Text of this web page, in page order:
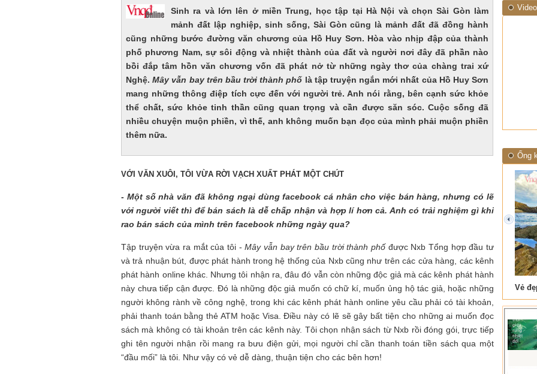
Sinh ra và lớn lên ở miền Trung, học tập tại Hà Nội và chọn Sài Gòn làm
mảnh đất lập nghiệp, sinh sống, Sài Gòn cũng là mảnh đất đã đồng hành
cũng những bước đường văn chương của Hồ Huy Sơn. Hòa vào nhịp đập của thành
phố phương Nam, sự sôi động và nhiệt thành của đất và người nơi đây đã phần nào
bồi đắp tâm hồn văn chương vốn đã phát nở từ những ngày thơ của chàng trai xứ
Nghệ.Mây vẫn bay trên bầu trời thành phố là tập truyện ngắn mới nhất của Hồ Huy Sơn
mang những thông điệp tích cực đến với người trẻ. Anh nói rằng, bên cạnh sức khỏe
thể chất, sức khỏe tinh thần cũng quan trọng và cần được săn sóc. Cuộc sống đã
nhiều chuyện muộn phiền, vì thế, anh không muốn bạn đọc của mình phải muộn phiền
thêm nữa.
VỚI VĂN XUÔI, TÔI VỪA RỜI VẠCH XUẤT PHÁT MỘT CHÚT
- Một số nhà văn đã không ngại dùng facebook cá nhân cho việc bán hàng, nhưng có lẽ
với người viết thì để bán sách là dễ chấp nhận và hợp lí hơn cả. Anh có trải nghiệm gì khi
rao bán sách của mình trên facebook những ngày qua?
Tập truyện vừa ra mắt của tôi -Mây vẫn bay trên bầu trời thành phốđược Nxb Tổng hợp đầu tư
và trả nhuận bút, được phát hành trong hệ thống của Nxb cũng như trên các cửa hàng, các kênh
phát hành online khác. Nhưng tôi nhận ra, đâu đó vẫn còn những độc giả mà các kênh phát hành
này chưa tiếp cận được. Đó là những độc giả muốn có chữ kí, muốn ủng hộ tác giả, hoặc những
người không rành về công nghệ, trong khi các kênh phát hành online yêu cầu phải có tài khoản,
phải thanh toán bằng thẻ ATM hoặc Visa. Điều này có lẽ sẽ gây bất tiện cho những ai muốn đọc
sách mà không có tài khoản trên các kênh này. Tôi chọn nhận sách từ Nxb rồi đóng gói, trực tiếp
ghi tên người nhận rồi mang ra bưu điện gửi, mọi người chỉ cần thanh toán tiền sách qua một
“đầu mối” là tôi. Như vậy có vẻ dễ dàng, thuận tiện cho các bên hơn!
Video
Ống
Mùa xanh Tam Cốc Lẫm liệt Hải Vân quan
prev